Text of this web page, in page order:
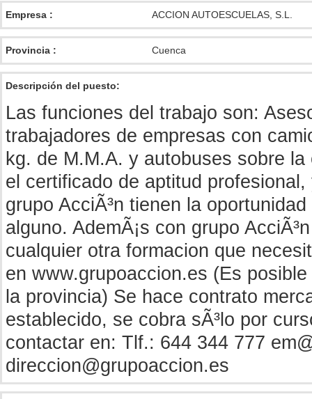
Empresa : ACCION AUTOESCUELAS, S.L.
Provincia : Cuenca
Descripción del puesto:
Las funciones del trabajo son:
trabajadores de empresas con
kg. de M.M.A. y autobuses sobre
el certificado de aptitud
grupo AcciÃ³n tienen la
alguno. AdemÃ¡s con grupo
cualquier otra formacion que
en www.grupoaccion.es (Es
la provincia) Se hace contrato
establecido, se cobra sÃ³lo por
contactar en: Tlf.: 644 344 777
direccion@grupoaccion.es